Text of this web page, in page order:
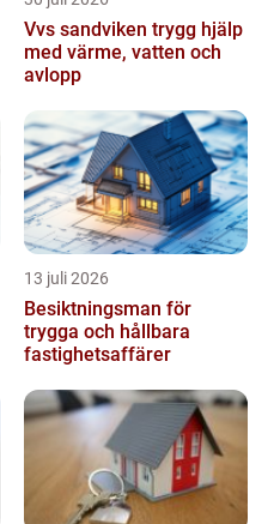
Vvs sandviken trygg hjälp
med värme, vatten och
avlopp
13 juli 2026
Besiktningsman för
trygga och hållbara
fastighetsaffärer